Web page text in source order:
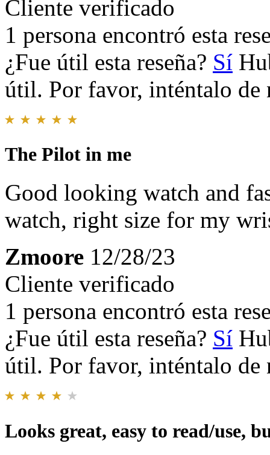
Cliente verificado
1 persona encontró esta
¿Fue útil esta reseña? Sí
útil. Por favor, inténtalo de
The Pilot in me
Good looking watch and
watch, right size for my
Zmoore 12/28/23
Cliente verificado
1 persona encontró esta
¿Fue útil esta reseña? Sí
útil. Por favor, inténtalo de
Looks great, easy to read/use,